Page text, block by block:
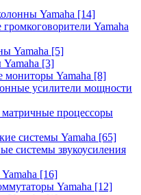
Yamaha [14]
Yamaha
Yamaha [5]
[3]
мониторы Yamaha [8]
усилители мощности
процессоры
системы Yamaha [65]
системы звукоусиления
[16]
Yamaha [12]